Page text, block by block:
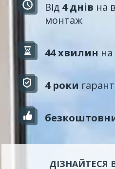
Від 4 днів на
монтаж
44 хвилин
4 роки
ДІЗНАЙТЕСЯ